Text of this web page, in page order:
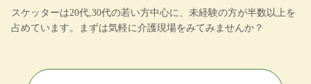
スケッターは20代,30代の若い方中心に、未経験の方が半数以上を
占めています。まずは気軽に介護現場をみてみませんか？